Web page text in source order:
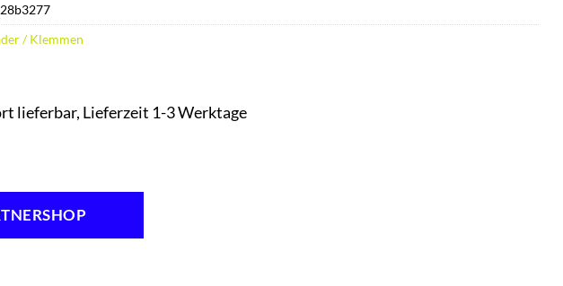
lieferbar, Lieferzeit 1-3 Werktage
/ Klemmen